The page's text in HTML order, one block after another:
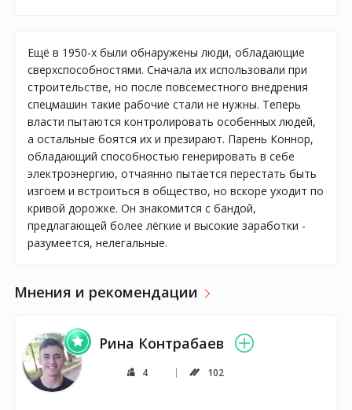
Ещё в 1950-х были обнаружены люди, обладающие
сверхспособностями. Сначала их использовали при
строительстве, но после повсеместного внедрения
спецмашин такие рабочие стали не нужны. Теперь
власти пытаются контролировать особенных людей,
а остальные боятся их и презирают. Парень Коннор,
обладающий способностью генерировать в себе
электроэнергию, отчаянно пытается перестать быть
изгоем и встроиться в общество, но вскоре уходит по
кривой дорожке. Он знакомится с бандой,
предлагающей более лёгкие и высокие заработки -
разумеется, нелегальные.
Мнения и рекомендации
Рина Контрабаев
4 102